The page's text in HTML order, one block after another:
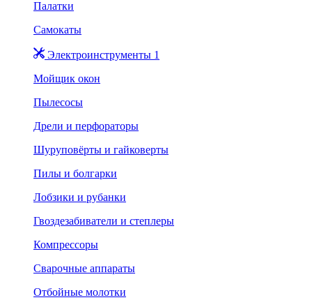
Палатки
Самокаты
Электроинструменты 1
Мойщик окон
Пылесосы
Дрели и перфораторы
Шуруповёрты и гайковерты
Пилы и болгарки
Лобзики и рубанки
Гвоздезабиватели и степлеры
Компрессоры
Сварочные аппараты
Отбойные молотки